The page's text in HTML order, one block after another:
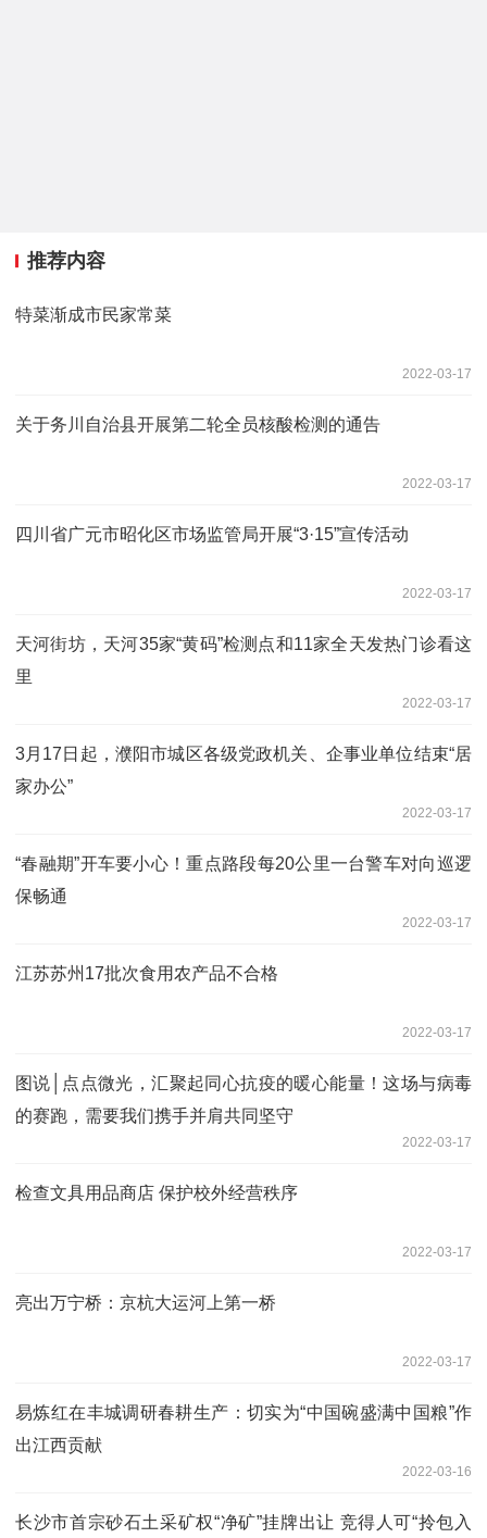
推荐内容
特菜渐成市民家常菜
2022-03-17
关于务川自治县开展第二轮全员核酸检测的通告
2022-03-17
四川省广元市昭化区市场监管局开展“3·15”宣传活动
2022-03-17
天河街坊，天河35家“黄码”检测点和11家全天发热门诊看这
里
2022-03-17
3月17日起，濮阳市城区各级党政机关、企事业单位结束“居
家办公”
2022-03-17
“春融期”开车要小心！重点路段每20公里一台警车对向巡逻
保畅通
2022-03-17
江苏苏州17批次食用农产品不合格
2022-03-17
图说│点点微光，汇聚起同心抗疫的暖心能量！这场与病毒
的赛跑，需要我们携手并肩共同坚守
2022-03-17
检查文具用品商店 保护校外经营秩序
2022-03-17
亮出万宁桥：京杭大运河上第一桥
2022-03-17
易炼红在丰城调研春耕生产：切实为“中国碗盛满中国粮”作
出江西贡献
2022-03-16
长沙市首宗砂石土采矿权“净矿”挂牌出让 竞得人可“拎包入